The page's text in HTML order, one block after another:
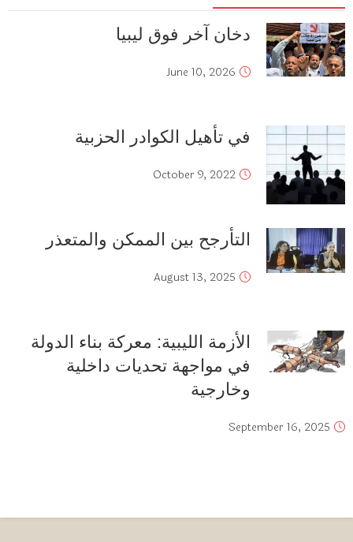
دخان آخر فوق ليبيا
June 10, 2026
في تأهيل الكوادر الحزبية
October 9, 2022
التأرجح بين الممكن والمتعذر
August 13, 2025
الأزمة الليبية: معركة بناء الدولة
في مواجهة تحديات داخلية
وخارجية
September 16, 2025